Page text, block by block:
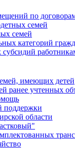
по
семей
семей
категорий
имеющих детей
ранее учтенных
поддержки
области